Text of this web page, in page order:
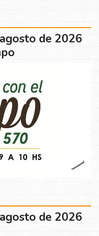
de 2026
de 2026